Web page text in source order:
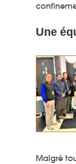
Une
Malgré